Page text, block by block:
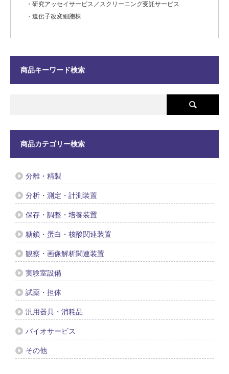
・研究アッセイサービス／スクリーニング受託サービス
・遺伝子改変細胞株
商品キーワード検索
商品カテゴリー検索
分離・精製
分析・測定・計測装置
保存・調整・培養装置
糖鎖・蛋白・核酸関連装置
観察・画像解析関連装置
実験室設備
試薬・担体
汎用器具・消耗品
バイオサービス
その他